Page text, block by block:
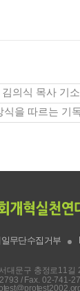
무단수집거부
대문구 충정로11길
/ Fax. 02-741-